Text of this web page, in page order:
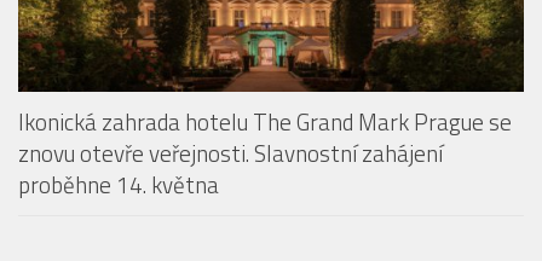
Ikonická zahrada hotelu The Grand Mark Prague se
znovu otevře veřejnosti. Slavnostní zahájení
proběhne 14. května
PODCAST: CHUŤ LÉTA V RESTAURACI THE ARTISAN